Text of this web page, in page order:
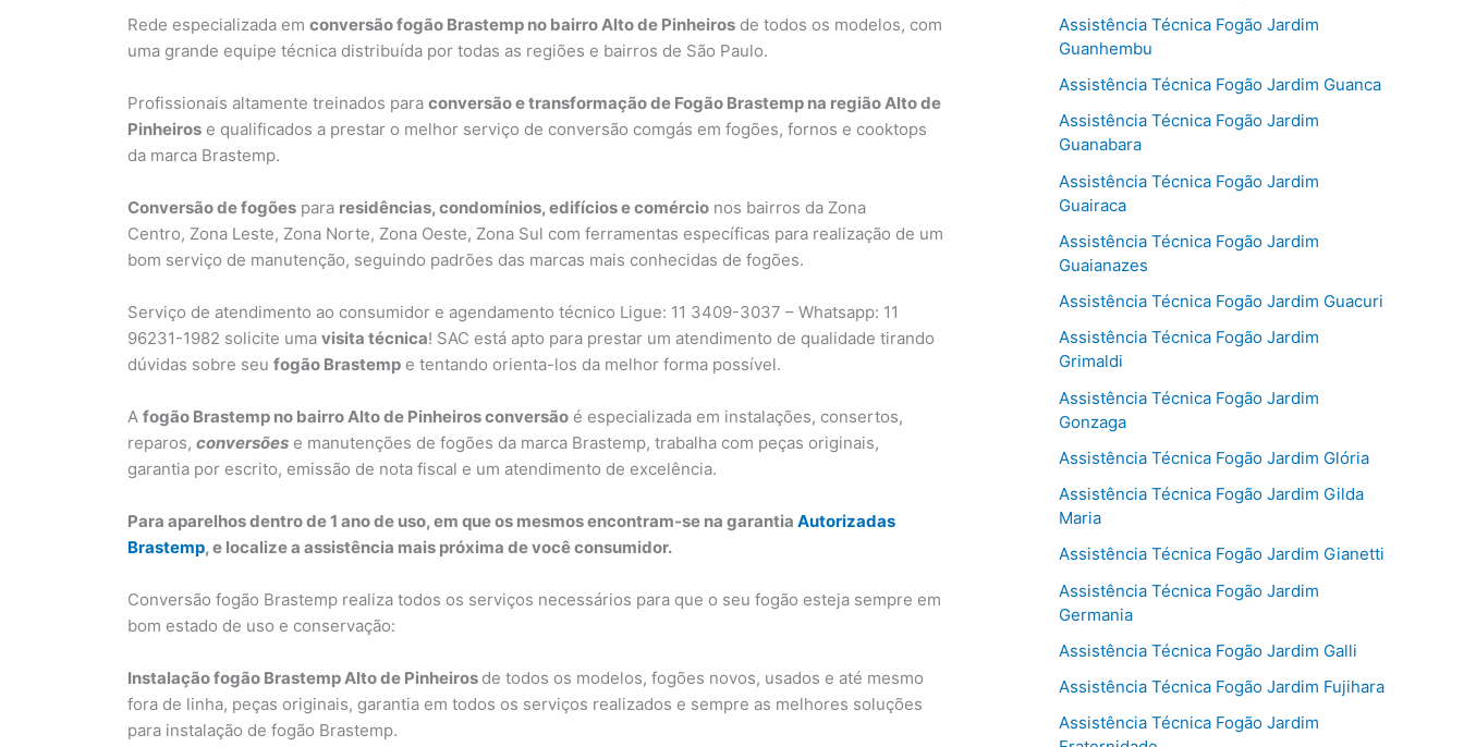
Rede especializada em conversão fogão Brastemp no bairro Alto de Pinheiros de todos os modelos, com
uma grande equipe técnica distribuída por todas as regiões e bairros de São Paulo.
Profissionais altamente treinados para conversão e transformação de Fogão Brastemp na região Alto de
Pinheiros e qualificados a prestar o melhor serviço de conversão comgás em fogões, fornos e cooktops
da marca Brastemp.
Conversão de fogões para residências, condomínios, edifícios e comércio nos bairros da Zona
Centro, Zona Leste, Zona Norte, Zona Oeste, Zona Sul com ferramentas específicas para realização de um
bom serviço de manutenção, seguindo padrões das marcas mais conhecidas de fogões.
Serviço de atendimento ao consumidor e agendamento técnico Ligue: 11 3409-3037 – Whatsapp: 11
96231-1982 solicite uma visita técnica! SAC está apto para prestar um atendimento de qualidade tirando
dúvidas sobre seu fogão Brastemp e tentando orienta-los da melhor forma possível.
A fogão Brastemp no bairro Alto de Pinheiros conversão é especializada em instalações, consertos,
reparos, conversões e manutenções de fogões da marca Brastemp, trabalha com peças originais,
garantia por escrito, emissão de nota fiscal e um atendimento de excelência.
Para aparelhos dentro de 1 ano de uso, em que os mesmos encontram-se na garantia Autorizadas
Brastemp, e localize a assistência mais próxima de você consumidor.
Conversão fogão Brastemp realiza todos os serviços necessários para que o seu fogão esteja sempre em
bom estado de uso e conservação:
Instalação fogão Brastemp Alto de Pinheiros de todos os modelos, fogões novos, usados e até mesmo
fora de linha, peças originais, garantia em todos os serviços realizados e sempre as melhores soluções
para instalação de fogão Brastemp.
Assistência Técnica Fogão Jardim
Guanhembu
Assistência Técnica Fogão Jardim Guanca
Assistência Técnica Fogão Jardim
Guanabara
Assistência Técnica Fogão Jardim
Guairaca
Assistência Técnica Fogão Jardim
Guaianazes
Assistência Técnica Fogão Jardim Guacuri
Assistência Técnica Fogão Jardim
Grimaldi
Assistência Técnica Fogão Jardim
Gonzaga
Assistência Técnica Fogão Jardim Glória
Assistência Técnica Fogão Jardim Gilda
Maria
Assistência Técnica Fogão Jardim Gianetti
Assistência Técnica Fogão Jardim
Germania
Assistência Técnica Fogão Jardim Galli
Assistência Técnica Fogão Jardim Fujihara
Assistência Técnica Fogão Jardim